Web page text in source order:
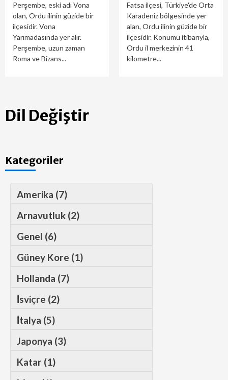
Perşembe, eski adı Vona
olan, Ordu ilinin güzide bir
ilçesidir. Vona
Yarımadasında yer alır.
Perşembe, uzun zaman
Roma ve Bizans...
Fatsa ilçesi, Türkiye'de Orta
Karadeniz bölgesinde yer
alan, Ordu ilinin güzide bir
ilçesidir. Konumu itibarıyla,
Ordu il merkezinin 41
kilometre...
Dil Değiştir
Kategoriler
Amerika (7)
Arnavutluk (2)
Genel (6)
Güney Kore (1)
Hollanda (7)
İsviçre (2)
İtalya (5)
Japonya (3)
Katar (1)